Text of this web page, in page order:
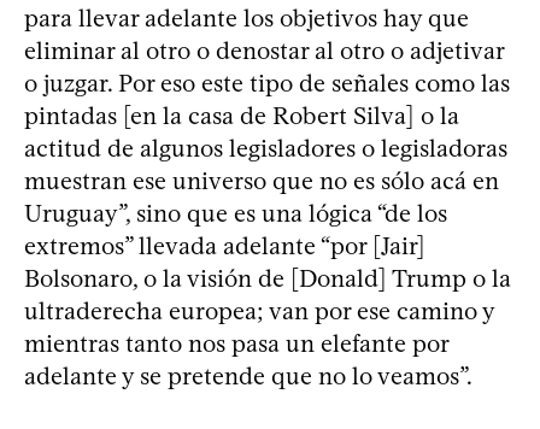
para llevar adelante los objetivos hay que
eliminar al otro o denostar al otro o adjetivar
o juzgar. Por eso este tipo de señales como las
pintadas [en la casa de Robert Silva] o la
actitud de algunos legisladores o legisladoras
muestran ese universo que no es sólo acá en
Uruguay”, sino que es una lógica “de los
extremos” llevada adelante “por [Jair]
Bolsonaro, o la visión de [Donald] Trump o la
ultraderecha europea; van por ese camino y
mientras tanto nos pasa un elefante por
adelante y se pretende que no lo veamos”.